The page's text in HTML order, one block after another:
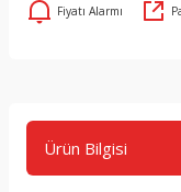
Fiyatı Alarmı
Ürün Bilgisi